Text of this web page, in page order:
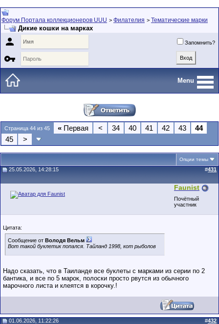
Форум Портала коллекционеров UUU > Филателия > Тематические марки
Дикие кошки на марках
 Запомнить?

Menu
Страница 44 из 45 « Первая < 34 40 41 42 43
44
45
>
Опции темы
25.05.2026, 14:28:15 #431
Faunist
Почётный
участник
Цитата:
Сообщение от Володя Вельм
Вот такой буклетик попался. Тайланд 1998, кот рыболов
Надо сказать, что в Таиланде все буклеты с марками из серии по 2
бантика, и все по 5 марок, полоски просто рвутся из обычного
марочного листа и клеятся в корочку.!
01.06.2026, 11:22:26 #432